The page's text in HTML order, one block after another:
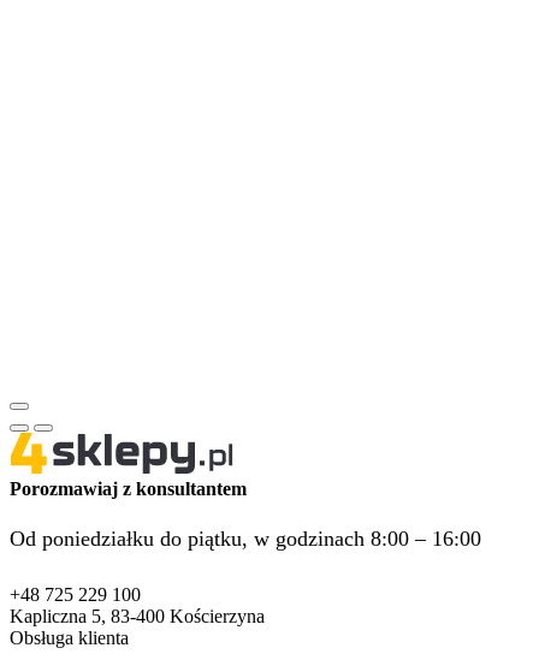
Porozmawiaj z konsultantem
Od poniedziałku do piątku, w godzinach 8:00 – 16:00
+48 725 229 100
Kapliczna 5, 83-400 Kościerzyna
Obsługa klienta